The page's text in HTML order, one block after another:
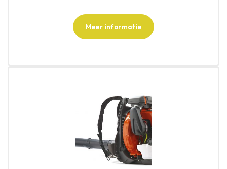
Meer informatie